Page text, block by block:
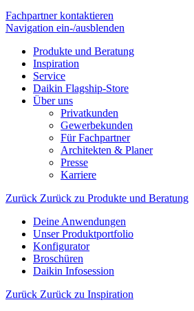
Fachpartner kontaktieren
Navigation ein-/ausblenden
Produkte und Beratung
Inspiration
Service
Daikin Flagship-Store
Über uns
Privatkunden
Gewerbekunden
Für Fachpartner
Architekten & Planer
Presse
Karriere
Zurück Zurück zu Produkte und Beratung
Deine Anwendungen
Unser Produktportfolio
Konfigurator
Broschüren
Daikin Infosession
Zurück Zurück zu Inspiration